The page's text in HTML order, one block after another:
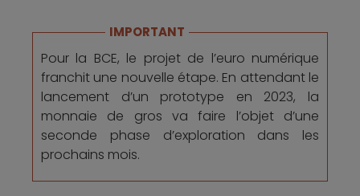
IMPORTANT
Pour la BCE, le projet de l’euro numérique
franchit une nouvelle étape. En attendant le
lancement d’un prototype en 2023, la
monnaie de gros va faire l’objet d’une
seconde phase d’exploration dans les
prochains mois.